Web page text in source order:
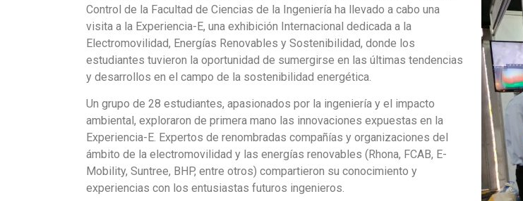
Control de la Facultad de Ciencias de la Ingeniería ha llevado a cabo una
visita a la Experiencia-E, una exhibición Internacional dedicada a la
Electromovilidad, Energías Renovables y Sostenibilidad, donde los
estudiantes tuvieron la oportunidad de sumergirse en las últimas tendencias
y desarrollos en el campo de la sostenibilidad energética.
Un grupo de 28 estudiantes, apasionados por la ingeniería y el impacto
ambiental, exploraron de primera mano las innovaciones expuestas en la
Experiencia-E. Expertos de renombradas compañías y organizaciones del
ámbito de la electromovilidad y las energías renovables (Rhona, FCAB, E-
Mobility, Suntree, BHP, entre otros) compartieron su conocimiento y
experiencias con los entusiastas futuros ingenieros.